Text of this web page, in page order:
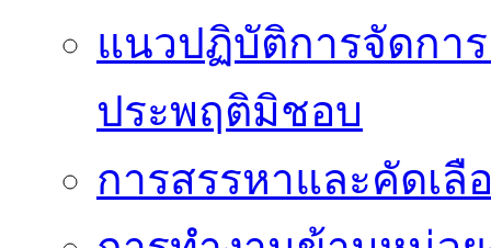
แนวปฏิบัติการจัดการ
ประพฤติมิชอบ
การสรรหาและคัดเลื